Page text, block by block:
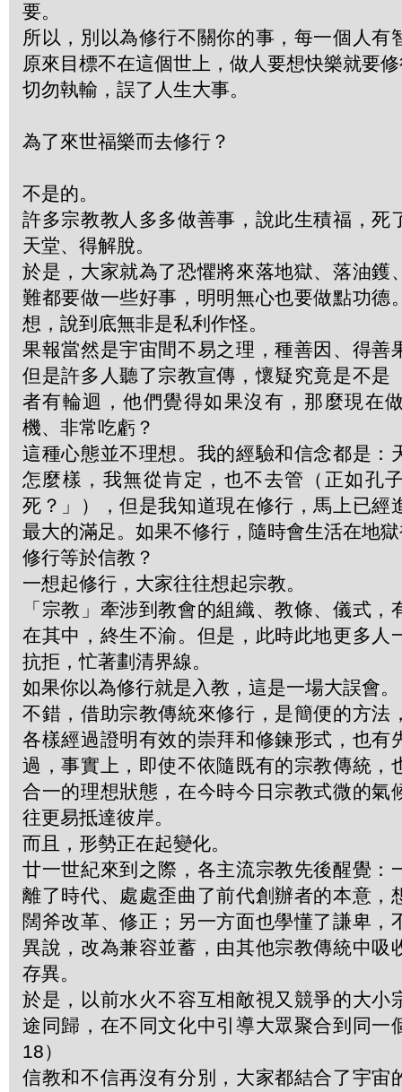
要。
所以，別以為修行不關你的事，每一個人有
原來目標不在這個世上，做人要想快樂就要
切勿執輸，誤了人生大事。
為了來世福樂而去修行？
不是的。
許多宗教教人多多做善事，說此生積福，死
天堂、得解脫。
於是，大家就為了恐懼將來落地獄、落油鑊
難都要做一些好事，明明無心也要做點功德
想，說到底無非是私利作怪。
果報當然是宇宙間不易之理，種善因、得善
但是許多人聽了宗教宣傳，懷疑究竟是不是
者有輪迴，他們覺得如果沒有，那麼現在
機、非常吃虧？
這種心態並不理想。我的經驗和信念都是：
怎麼樣，我無從肯定，也不去管（正如孔
死？」），但是我知道現在修行，馬上已經
最大的滿足。如果不修行，隨時會生活在地
修行等於信教？
一想起修行，大家往往想起宗教。
「宗教」牽涉到教會的組織、教條、儀式，
在其中，終生不渝。但是，此時此地更多人
抗拒，忙著劃清界線。
如果你以為修行就是入教，這是一場大誤會。
不錯，借助宗教傳統來修行，是簡便的方法
各樣經過證明有效的崇拜和修鍊形式，也有
過，事實上，即使不依隨既有的宗教傳統，
合一的理想狀態，在今時今日宗教式微的氣
往更易抵達彼岸。
而且，形勢正在起變化。
廿一世紀來到之際，各主流宗教先後醒覺：
離了時代、處處歪曲了前代創辦者的本意，
闊斧改革、修正；另一方面也學懂了謙卑，
異說，改為兼容並蓄，由其他宗教傳統中吸
存異。
於是，以前水火不容互相敵視又競爭的大小
途同歸，在不同文化中引導大眾聚合到同一
18）
信教和不信再沒有分別，大家都結合了宇宙